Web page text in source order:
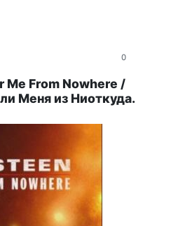
0
Me From Nowhere /
Меня из Ниоткуда.